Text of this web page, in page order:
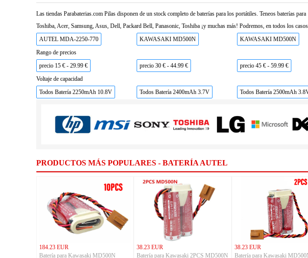
Las tiendas Parabaterias.com Pilas disponen de un stock completo de baterías para los portátiles. Teneos baterías
Toshiba, Acer, Samsung, Asus, Dell, Packard Bell, Panasonic, Toshiba ¡y muchas más! Podremos, en todos los
AUTEL MDA-2250-770
KAWASAKI MD500N KAWASAKI MD500N
Rango de precios
precio 15 € - 29.99 €
precio 30 € - 44.99 € precio 45 € - 59.99 €
Voltaje de capacidad
Todos Batería 2250mAh 10.8V
Todos Batería 2400mAh 3.7V Todos Batería 2500mAh
PRODUCTOS MÁS POPULARES - BATERÍA AUTEL
184.23 EUR
Batería para Kawasaki MD500N
38.23 EUR
Batería para Kawasaki 2PCS MD500N
38.23 EUR
Batería para Kawasaki